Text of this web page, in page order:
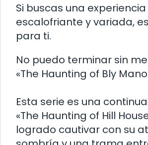
Si buscas una experiencia
escalofriante y variada,
para ti.
No puedo terminar sin
«The Haunting of Bly
Esta serie es una
«The Haunting of Hill
logrado cautivar con su